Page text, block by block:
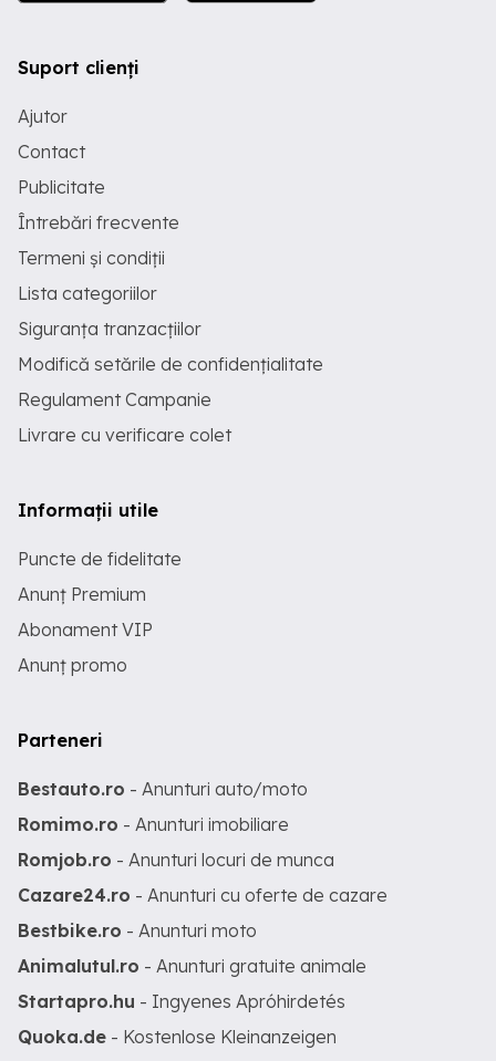
Suport clienți
Ajutor
Contact
Publicitate
Întrebări frecvente
Termeni și condiții
Lista categoriilor
Siguranța tranzacțiilor
Modifică setările de confidențialitate
Regulament Campanie
Livrare cu verificare colet
Informații utile
Puncte de fidelitate
Anunț Premium
Abonament VIP
Anunț promo
Parteneri
Bestauto.ro - Anunturi auto/moto
Romimo.ro - Anunturi imobiliare
Romjob.ro - Anunturi locuri de munca
Cazare24.ro - Anunturi cu oferte de cazare
Bestbike.ro - Anunturi moto
Animalutul.ro - Anunturi gratuite animale
Startapro.hu - Ingyenes Apróhirdetés
Quoka.de - Kostenlose Kleinanzeigen